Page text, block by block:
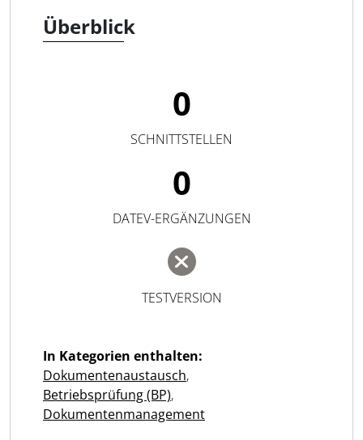
Überblick
0
SCHNITTSTELLEN
0
DATEV-ERGÄNZUNGEN
TESTVERSION
In Kategorien enthalten:
Dokumentenaustausch,
Betriebsprüfung (BP),
Dokumentenmanagement